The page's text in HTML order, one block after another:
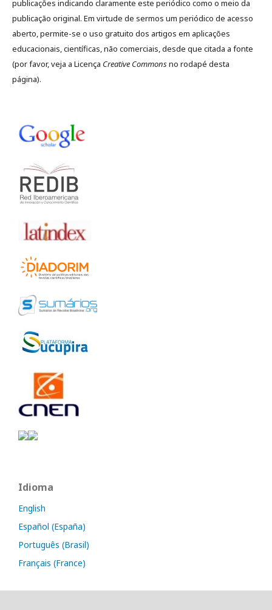
publicações indicando claramente este periódico como o meio da
publicação original. Em virtude de sermos um periódico de acesso
aberto, permite-se o uso gratuito dos artigos em aplicações
educacionais, científicas, não comerciais, desde que citada a fonte
(por favor, veja a Licença Creative Commonsno rodapé desta
página).
Idioma
English
Español (España)
Português (Brasil)
Français (France)